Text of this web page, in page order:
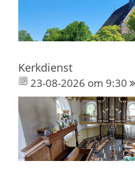
Kerkdienst
23-08-2026 om 9:30